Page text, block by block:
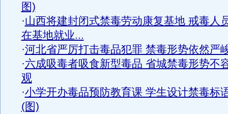
图)
·山西将建封闭式禁毒劳动康复基地 戒毒人
在基地就业...
·河北省严厉打击毒品犯罪 禁毒形势依然严
·六成吸毒者吸食新型毒品 省城禁毒形势不
观
·小学开办毒品预防教育课 学生设计禁毒标
(图)